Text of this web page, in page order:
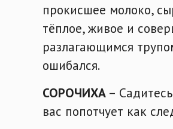
прокисшее молоко,
тёплое, живое и
разлагающимся
ошибался.
СОРОЧИХА –
вас попотчует как